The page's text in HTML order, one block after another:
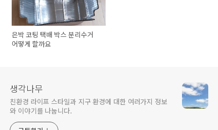
은박 코팅 택배 박스 분리수거
어떻게 할까요
생각나무
친환경 라이프 스타일과 지구 환경에 대한 여러가지 정보
와 이야기를 나눕니다.